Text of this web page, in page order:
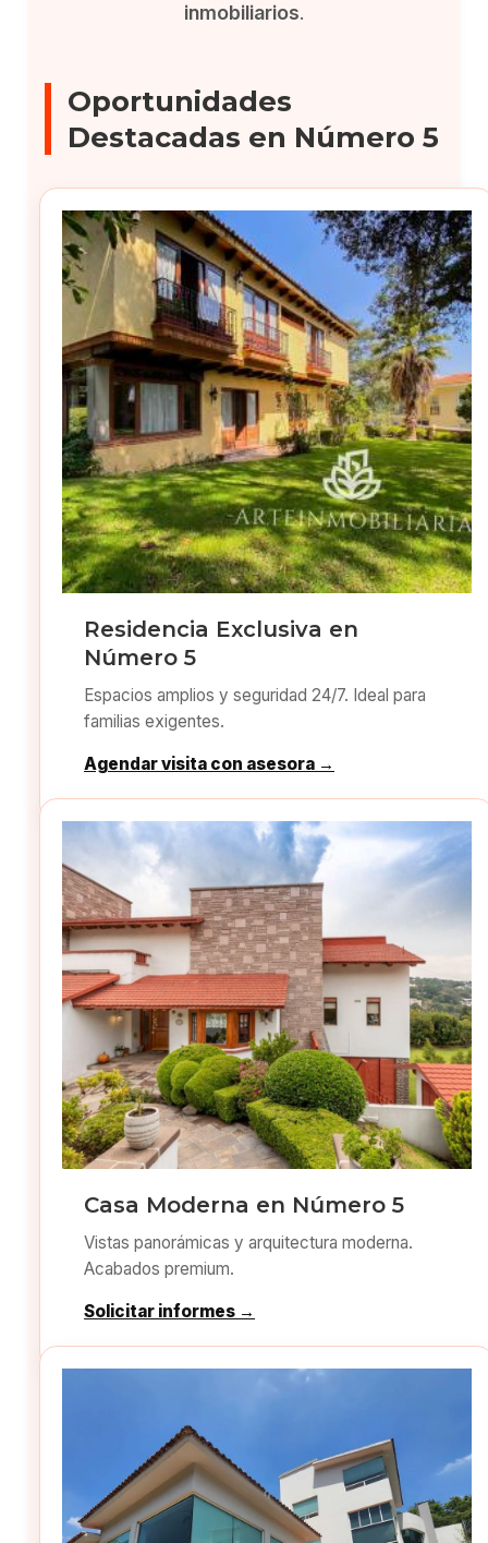
inmobiliarios.
Oportunidades
Destacadas en Número 5
Residencia Exclusiva en
Número 5
Espacios amplios y seguridad 24/7. Ideal para
familias exigentes.
Agendar visita con asesora →
Casa Moderna en Número 5
Vistas panorámicas y arquitectura moderna.
Acabados premium.
Solicitar informes →